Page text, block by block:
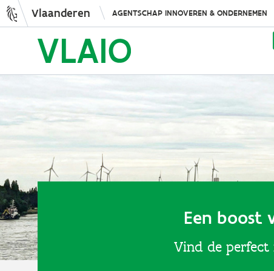
Vlaanderen AGENTSCHAP INNOVEREN & ONDERNEMEN
Een boost
Vind de perfect